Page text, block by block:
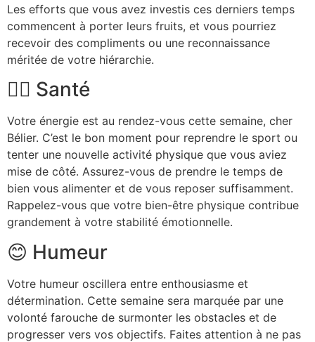
Les efforts que vous avez investis ces derniers temps
commencent à porter leurs fruits, et vous pourriez
recevoir des compliments ou une reconnaissance
méritée de votre hiérarchie.
🏃‍♂️ Santé
Votre énergie est au rendez-vous cette semaine, cher
Bélier. C’est le bon moment pour reprendre le sport ou
tenter une nouvelle activité physique que vous aviez
mise de côté. Assurez-vous de prendre le temps de
bien vous alimenter et de vous reposer suffisamment.
Rappelez-vous que votre bien-être physique contribue
grandement à votre stabilité émotionnelle.
😊 Humeur
Votre humeur oscillera entre enthousiasme et
détermination. Cette semaine sera marquée par une
volonté farouche de surmonter les obstacles et de
progresser vers vos objectifs. Faites attention à ne pas